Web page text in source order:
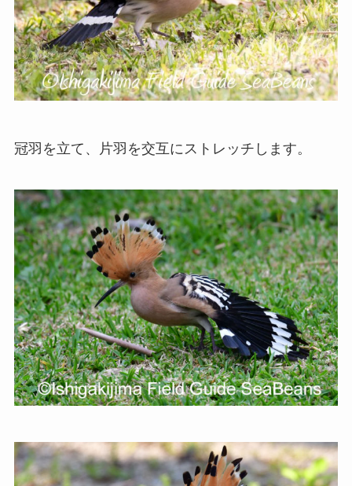
冠羽を立て、片羽を交互にストレッチします。